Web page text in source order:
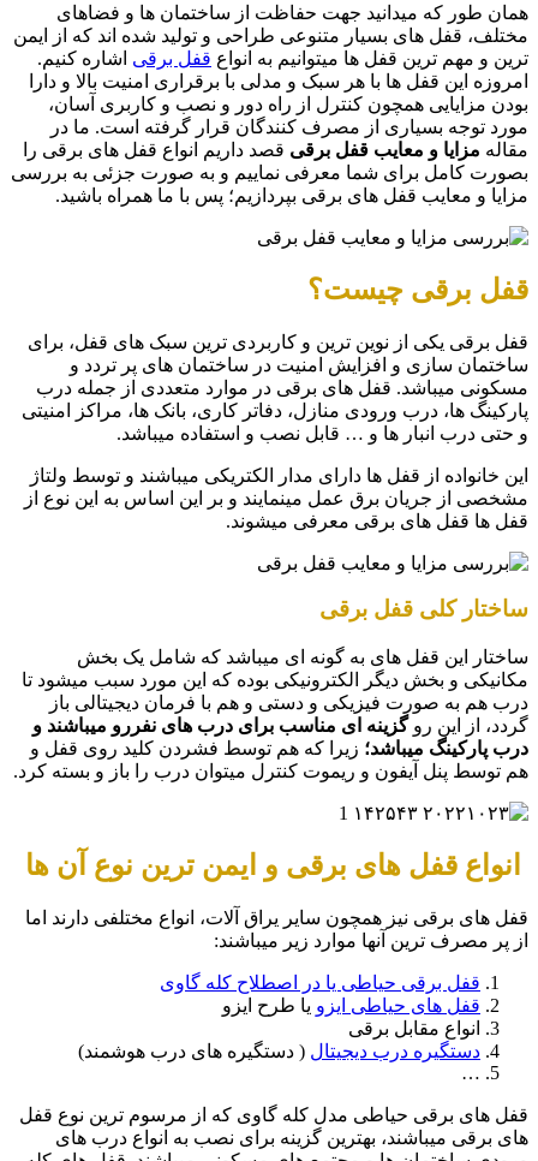
همان طور که میدانید جهت حفاظت از ساختمان ها و فضاهای
مختلف، قفل های بسیار متنوعی طراحی و تولید شده اند که از ایمن
ترین و مهم ترین قفل ها میتوانیم به انواع قفل برقی اشاره کنیم.
امروزه این قفل ها با هر سبک و مدلی با برقراری امنیت بالا و دارا
بودن مزایایی همچون کنترل از راه دور و نصب و کاربری آسان،
مورد توجه بسیاری از مصرف کنندگان قرار گرفته است. ما در
مقاله مزایا و معایب قفل برقی قصد داریم انواع قفل های برقی را
بصورت کامل برای شما معرفی نماییم و به صورت جزئی به بررسی
مزایا و معایب قفل های برقی بپردازیم؛ پس با ما همراه باشید.
قفل برقی چیست؟
قفل برقی یکی از نوین ترین و کاربردی ترین سبک های قفل، برای
ساختمان سازی و افزایش امنیت در ساختمان های پر تردد و
مسکونی میباشد. قفل های برقی در موارد متعددی از جمله درب
پارکینگ ها، درب ورودی منازل، دفاتر کاری، بانک ها، مراکز امنیتی
و حتی درب انبار ها و … قابل نصب و استفاده میباشد.
این خانواده از قفل ها دارای مدار الکتریکی میباشند و توسط ولتاژ
مشخصی از جریان برق عمل مینمایند و بر این اساس به این نوع از
قفل ها قفل های برقی معرفی میشوند.
ساختار کلی قفل برقی
ساختار این قفل های به گونه ای میباشد که شامل یک بخش
مکانیکی و بخش دیگر الکترونیکی بوده که این مورد سبب میشود تا
درب هم به صورت فیزیکی و دستی و هم با فرمان دیجیتالی باز
گردد، از این روگزینه ای مناسب برای درب های نفررو میباشند و
درب پارکینگ میباشد؛ زیرا که هم توسط فشردن کلید روی قفل و
هم توسط پنل آیفون و ریموت کنترل میتوان درب را باز و بسته کرد.
انواع قفل های برقی و ایمن ترین نوع آن ها
قفل های برقی نیز همچون سایر یراق آلات، انواع مختلفی دارند اما
از پر مصرف ترین آنها موارد زیر میباشند:
قفل برقی حیاطی یا در اصطلاح کله گاوی
قفل های حیاطی ایزو یا طرح ایزو
انواع مقابل برقی
دستگیره درب دیجیتال ( دستگیره های درب هوشمند)
…
قفل های برقی حیاطی مدل کله گاوی که از مرسوم ترین نوع قفل
های برقی میباشند، بهترین گزینه برای نصب به انواع درب های